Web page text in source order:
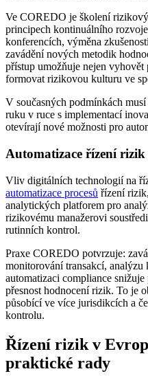
Ve COREDO je školení
principech kontinuálního
konferencích, výměna
zavádění nových metodik
přístup umožňuje nejen vyhovět
formovat rizikovou kulturu ve
V současných podmínkách
ruku v ruce s implementací
otevírají nové možnosti pro
Automatizace řízení
Vliv digitálních technologií na
automatizace procesů řízení
analytických platforem pro
rizikovému manažerovi
rutinních kontrol.
Praxe COREDO potvrzuje:
monitorování transakcí, analýzu
automatizaci compliance
přesnost hodnocení rizik. To je
působící ve více jurisdikcích a
kontrolu.
Řízení rizik v
praktické rady